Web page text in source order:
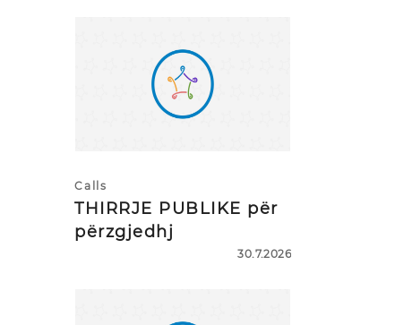
Calls
THIRRJE PUBLIKE për
përzgjedhj
30.7.2026